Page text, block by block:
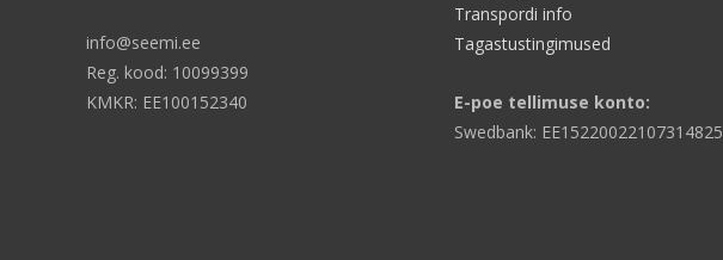
info@seemi.ee
Reg. kood: 10099399
KMKR: EE100152340
Transpordi info
Tagastustingimused
E-poe tellimuse konto:
Swedbank: